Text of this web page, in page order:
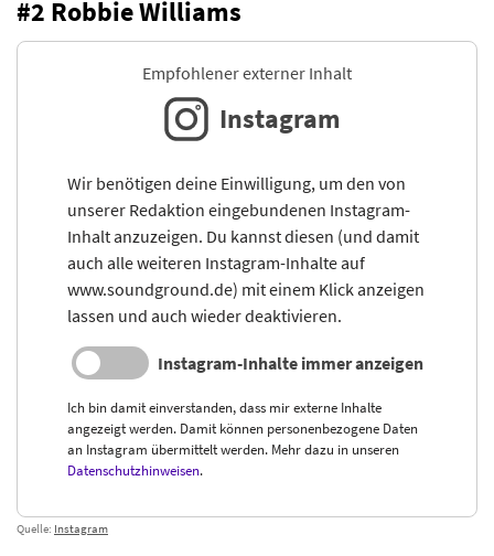
#2 Robbie Williams
Empfohlener externer Inhalt
Instagram
Wir benötigen deine Einwilligung, um den von
unserer Redaktion eingebundenen Instagram-
Inhalt anzuzeigen. Du kannst diesen (und damit
auch alle weiteren Instagram-Inhalte auf
www.soundground.de) mit einem Klick anzeigen
lassen und auch wieder deaktivieren.
Instagram-Inhalte immer anzeigen
Ich bin damit einverstanden, dass mir externe Inhalte
angezeigt werden. Damit können personenbezogene Daten
an Instagram übermittelt werden. Mehr dazu in unseren
Datenschutzhinweisen.
Quelle: Instagram